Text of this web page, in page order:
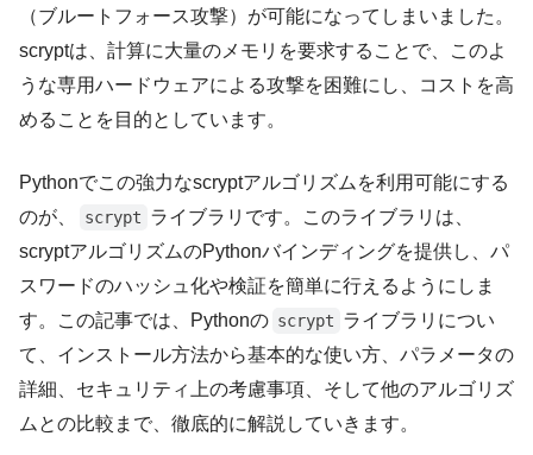
（ブルートフォース攻撃）が可能になってしまいました。
scryptは、計算に大量のメモリを要求することで、このよ
うな専用ハードウェアによる攻撃を困難にし、コストを高
めることを目的としています。
Pythonでこの強力なscryptアルゴリズムを利用可能にする
のが、
scrypt ライブラリです。このライブラリは、
scryptアルゴリズムのPythonバインディングを提供し、パ
スワードのハッシュ化や検証を簡単に行えるようにしま
す。この記事では、Pythonの scrypt ライブラリについ
て、インストール方法から基本的な使い方、パラメータの
詳細、セキュリティ上の考慮事項、そして他のアルゴリズ
ムとの比較まで、徹底的に解説していきます。